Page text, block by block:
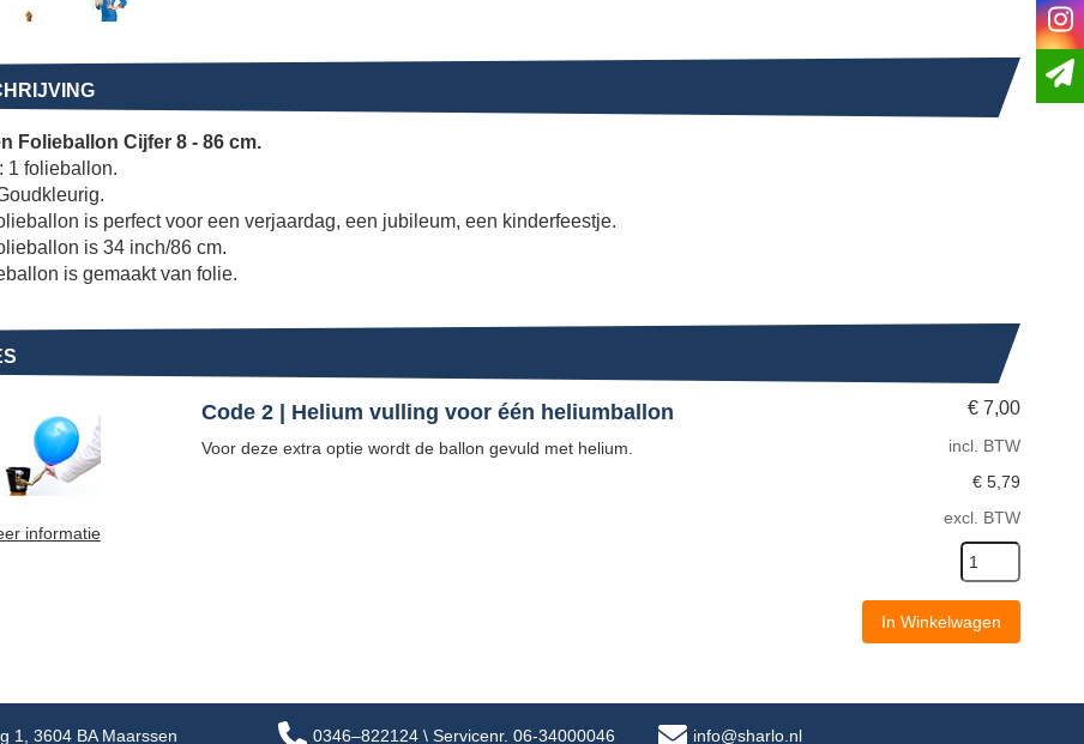
Folieballon Cijfer 8 - 86 cm.
1 folieballon.
is perfect voor een verjaardag, een jubileum, een kinderfeestje.
is 34 inch/86 cm.
is gemaakt van folie.
informatie
€ 7,00
incl. BTW
€ 5,79
excl. BTW
In Winkelwagen
Code 2 | Helium vulling voor één heliumballon
Voor deze extra optie wordt de ballon gevuld met helium.
1, 3604 BA Maarssen 0346–822124 \ Servicenr. 06-34000046 info@sharlo.nl